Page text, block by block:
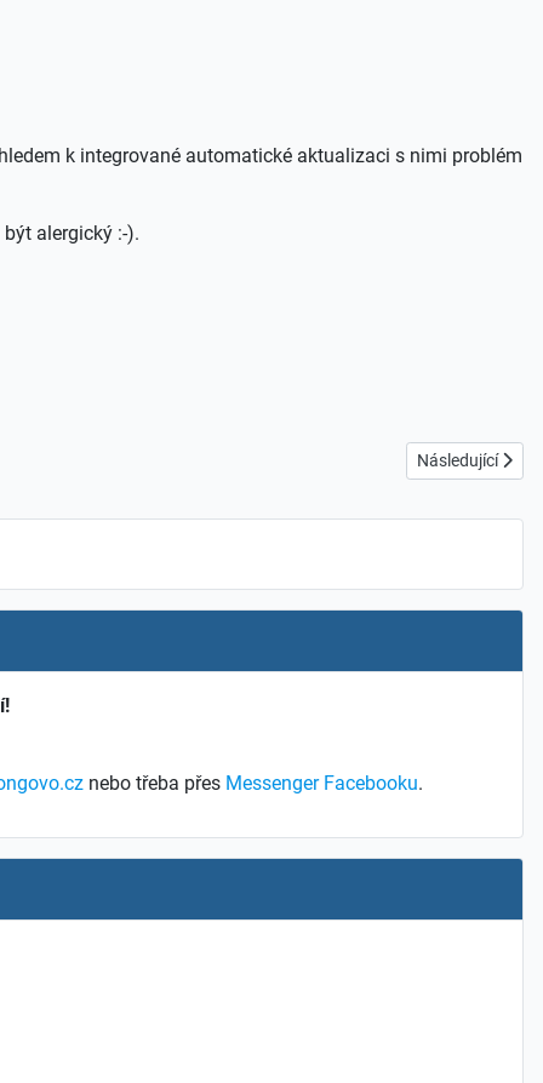
k integrované automatické aktualizaci s nimi problém
alergický :-).
Další článek:
Následující
nebo třeba přes Messenger Facebooku.